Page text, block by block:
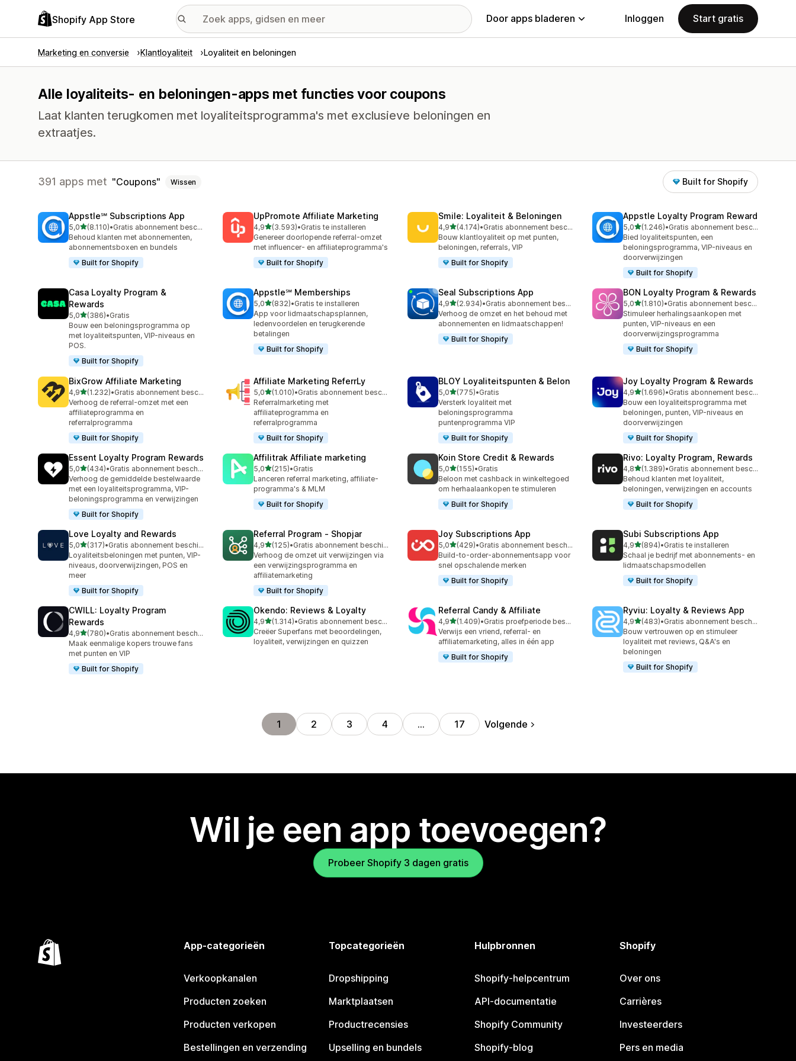
Shopify App Store Door apps bladeren Inloggen Start gratis
Marketing en conversie Klantloyaliteit Loyaliteit en beloningen
Alle loyaliteits- en beloningen-apps met functies voor coupons
Laat klanten terugkomen met loyaliteitsprogramma's met exclusieve beloningen en
extraatjes.
391 apps met Coupons Wissen Built for Shopify
Appstle℠ Subscriptions App
5,0van 5 sterren
(8.110)
8110 recensies in totaal
•
Gratis abonnement beschikbaar
Behoud klanten met abonnementen,
abonnementsboxen en bundels
Built for Shopify
UpPromote Affiliate Marketing
4,9van 5 sterren
(3.593)
3593 recensies in totaal
•Gratis te installeren
Genereer doorlopende referral-omzet
met influencer- en affiliateprogramma's
Built for Shopify
Smile: Loyaliteit & Beloningen
4,9van 5 sterren
(4.174)
4174 recensies in totaal
•
Gratis abonnement beschikbaar
Bouw klantloyaliteit op met punten,
beloningen, referrals, VIP
Built for Shopify
Appstle Loyalty Program Reward
5,0van 5 sterren
(1.246)
1246 recensies in totaal
•
Gratis abonnement beschikbaar
Bied loyaliteitspunten, een
beloningsprogramma, VIP-niveaus en
doorverwijzingen
Built for Shopify
Casa Loyalty Program &
Rewards
5,0van 5 sterren
(386)
386 recensies in totaal
•Gratis
Bouw een beloningsprogramma op
met loyaliteitspunten, VIP-niveaus en
POS.
Built for Shopify
Appstle℠ Memberships
5,0van 5 sterren
(832)
832 recensies in totaal
•Gratis te installeren
App voor lidmaatschapsplannen,
ledenvoordelen en terugkerende
betalingen
Built for Shopify
Seal Subscriptions App
4,9van 5 sterren
(2.934)
2934 recensies in totaal
•
Gratis abonnement beschikbaar
Verhoog de omzet en het behoud met
abonnementen en lidmaatschappen!
Built for Shopify
BON Loyalty Program & Rewards
5,0van 5 sterren
(1.810)
1810 recensies in totaal
•
Gratis abonnement beschikbaar
Stimuleer herhalingsaankopen met
punten, VIP-niveaus en een
doorverwijzingsprogramma
Built for Shopify
BixGrow Affiliate Marketing
4,9van 5 sterren
(1.232)
1232 recensies in totaal
•
Gratis abonnement beschikbaar
Verhoog de referral-omzet met een
affiliateprogramma en
referralprogramma
Built for Shopify
Affiliate Marketing ReferrLy
5,0van 5 sterren
(1.010)
1010 recensies in totaal
•
Gratis abonnement beschikbaar
Referralmarketing met
affiliateprogramma en
referralprogramma
Built for Shopify
BLOY Loyaliteitspunten & Belon
5,0van 5 sterren
(775)
775 recensies in totaal
•Gratis
Versterk loyaliteit met
beloningsprogramma
puntenprogramma VIP
Built for Shopify
Joy Loyalty Program & Rewards
4,9van 5 sterren
(1.696)
1696 recensies in totaal
•
Gratis abonnement beschikbaar
Bouw een loyaliteitsprogramma met
beloningen, punten, VIP-niveaus en
doorverwijzingen
Built for Shopify
Essent Loyalty Program Rewards
5,0van 5 sterren
(434)
434 recensies in totaal
•
Gratis abonnement beschikbaar
Verhoog de gemiddelde bestelwaarde
met een loyaliteitsprogramma, VIP-
beloningsprogramma en verwijzingen
Built for Shopify
Affilitrak Affiliate marketing
5,0van 5 sterren
(215)
215 recensies in totaal
•Gratis
Lanceren referral marketing, affiliate-
programma's & MLM
Built for Shopify
Koin Store Credit & Rewards
5,0van 5 sterren
(155)
155 recensies in totaal
•Gratis
Beloon met cashback in winkeltegoed
om herhaalaankopen te stimuleren
Built for Shopify
Rivo: Loyalty Program, Rewards
4,8van 5 sterren
(1.389)
1389 recensies in totaal
•
Gratis abonnement beschikbaar
Behoud klanten met loyaliteit,
beloningen, verwijzingen en accounts
Built for Shopify
Love Loyalty and Rewards
5,0van 5 sterren
(317)
317 recensies in totaal
•
Gratis abonnement beschikbaar
Loyaliteitsbeloningen met punten, VIP-
niveaus, doorverwijzingen, POS en
meer
Built for Shopify
Referral Program ‑ Shopjar
4,9van 5 sterren
(125)
125 recensies in totaal
•
Gratis abonnement beschikbaar
Verhoog de omzet uit verwijzingen via
een verwijzingsprogramma en
affiliatemarketing
Built for Shopify
Joy Subscriptions App
5,0van 5 sterren
(429)
429 recensies in totaal
•
Gratis abonnement beschikbaar
Build-to-order-abonnementsapp voor
snel opschalende merken
Built for Shopify
Subi Subscriptions App
4,9van 5 sterren
(894)
894 recensies in totaal
•Gratis te installeren
Schaal je bedrijf met abonnements- en
lidmaatschapsmodellen
Built for Shopify
CWILL: Loyalty Program
Rewards
4,9van 5 sterren
(780)
780 recensies in totaal
•
Gratis abonnement beschikbaar
Maak eenmalige kopers trouwe fans
met punten en VIP
Built for Shopify
Okendo: Reviews & Loyalty
4,9van 5 sterren
(1.314)
1314 recensies in totaal
•
Gratis abonnement beschikbaar
Creëer Superfans met beoordelingen,
loyaliteit, verwijzingen en quizzen
Referral Candy & Affiliate
4,9van 5 sterren
(1.409)
1409 recensies in totaal
•
Gratis proefperiode beschikbaar
Verwijs een vriend, referral- en
affiliatemarketing, alles in één app
Built for Shopify
Ryviu: Loyalty & Reviews App
4,9van 5 sterren
(483)
483 recensies in totaal
•
Gratis abonnement beschikbaar
Bouw vertrouwen op en stimuleer
loyaliteit met reviews, Q&A's en
beloningen
Built for Shopify
1 2 3 4 … 17 Volgende
Wil je een app toevoegen?
Probeer Shopify 3 dagen gratis
App-categorieën
Verkoopkanalen
Producten zoeken
Producten verkopen
Bestellingen en verzending
Topcategorieën
Dropshipping
Marktplaatsen
Productrecensies
Upselling en bundels
Hulpbronnen
Shopify-helpcentrum
API-documentatie
Shopify Community
Shopify-blog
Shopify
Over ons
Carrières
Investeerders
Pers en media